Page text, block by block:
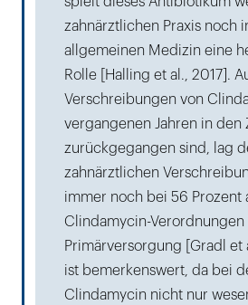
zahnärztlichen Praxis noch
allgemeinen Medizin eine
Rolle [Halling et al., 2017].
Verschreibungen von
vergangenen Jahren in den
zurückgegangen sind, lag
zahnärztlichen
immer noch bei 56 Prozent
Clindamycin-Verordnungen
Primärversorgung [Gradl et
ist bemerkenswert, da bei
Clindamycin nicht nur